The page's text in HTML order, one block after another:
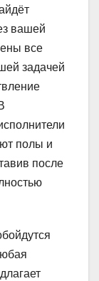
вашей
все
задачей
полы и
после